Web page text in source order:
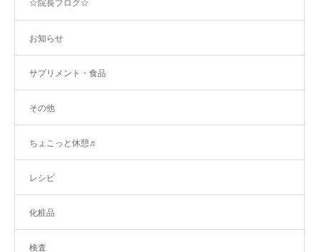
☆院長ブログ☆
お知らせ
サプリメント・食品
その他
ちょこっと休憩♬
レシピ
化粧品
検査